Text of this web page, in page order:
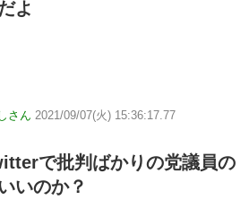
よ
さん 2021/09/07(火) 15:36:17.77
で批判ばかりの党議員の
いのか？